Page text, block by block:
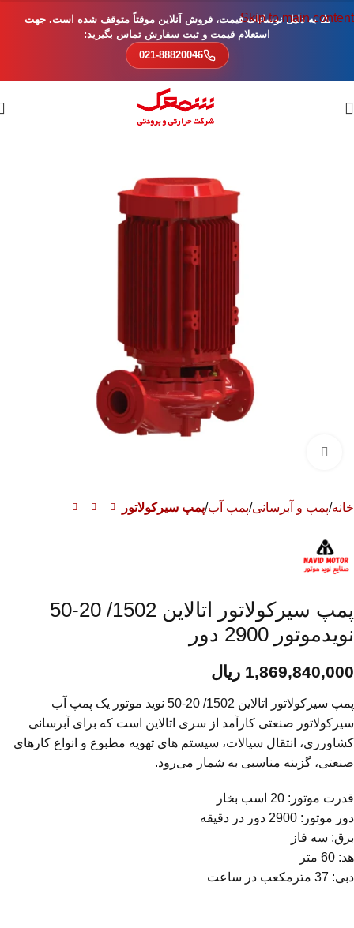
Skip to main content
⚠️ به دلیل نوسانات قیمت، فروش آنلاین موقتاً متوقف شده است. جهت
استعلام قیمت و ثبت سفارش تماس بگیرید:
021-88820046
خانه پمپ و آبرسانی پمپ آب پمپ سیرکولاتور
پمپ سیرکولاتور اتالاین 1502/ 20-50
نویدموتور 2900 دور
1,869,840,000 ریال
پمپ سیرکولاتور اتالاین 1502/ 20-50 نوید موتور یک پمپ آب
سیرکولاتور صنعتی کارآمد از سری اتالاین است که برای آبرسانی
کشاورزی، انتقال سیالات، سیستم های تهویه مطبوع و انواع کارهای
صنعتی، گزینه مناسبی به شمار می‌رود.
قدرت موتور: 20 اسب بخار
دور موتور: 2900 دور در دقیقه
برق: سه فاز
هد: 60 متر
دبی: 37 مترمکعب در ساعت